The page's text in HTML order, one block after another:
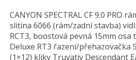
CANYON SPECTRAL CF 9.0 PRO
slitina 6066 (rám/zadní stavba)
RCT3, boostová pevná 15mm osa
Deluxe RT3 řazení/přehazovačka
(1×12) kliky Truvativ Descendant